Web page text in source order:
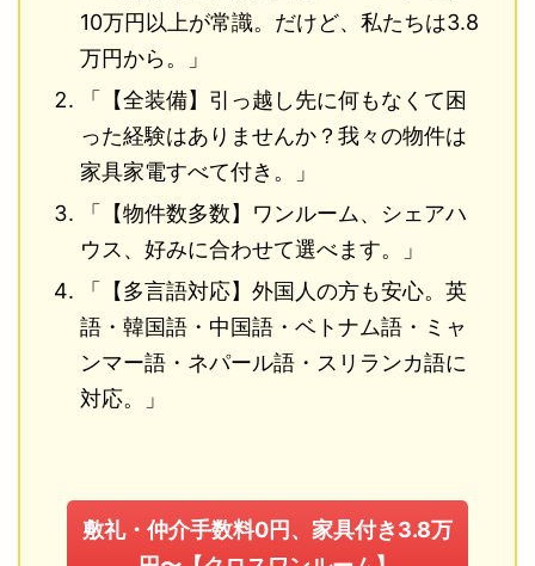
10万円以上が常識。だけど、私たちは3.8
万円から。」
「【全装備】引っ越し先に何もなくて困
った経験はありませんか？我々の物件は
家具家電すべて付き。」
「【物件数多数】ワンルーム、シェアハ
ウス、好みに合わせて選べます。」
「【多言語対応】外国人の方も安心。英
語・韓国語・中国語・ベトナム語・ミャ
ンマー語・ネパール語・スリランカ語に
対応。」
敷礼・仲介手数料0円、家具付き3.8万